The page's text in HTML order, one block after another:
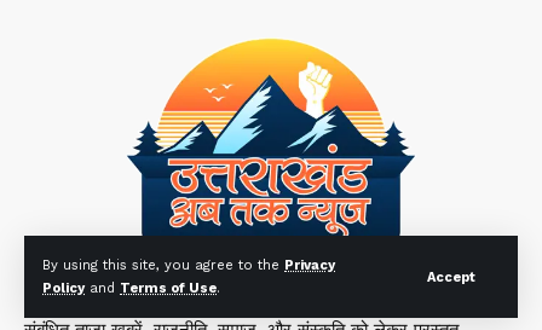
By using this site, you agree to the Privacy
Policyand Terms of Use.
Accept
"उत्तराखंड अब तक" हिंदी समाचार वेबसाइट है जो उत्तराखंड से